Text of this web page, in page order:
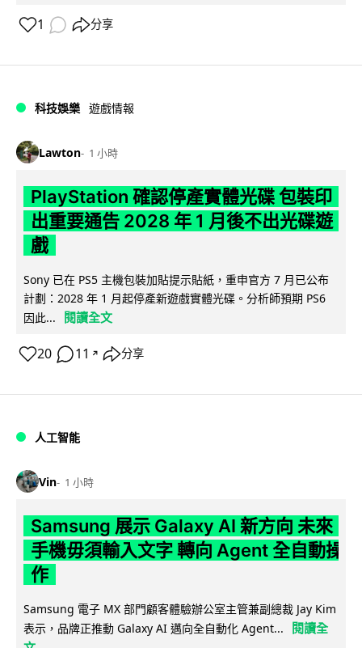
1 分享
科技娛樂 遊戲情報
Lawton 1 小時
PlayStation 確認停產實體光碟 包裝印
出重要通告 2028 年 1 月後不出光碟遊
戲
Sony 已在 PS5 主機包裝加貼提示貼紙，重申官方 7 月已公布
計劃：2028 年 1 月起停產新遊戲實體光碟。分析師預期 PS6
因此...
閱讀全文
20 11 ↗ 分享
人工智能
Vin 1 小時
Samsung 展示 Galaxy AI 新方向 未來
手機毋須輸入文字 轉向 Agent 全自動操
作
Samsung 電子 MX 部門顧客體驗辦公室主管兼副總裁 Jay Kim
表示，品牌正推動 Galaxy AI 邁向全自動化 Agent...
閱讀全